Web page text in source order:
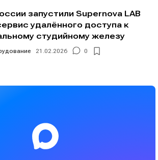
запустили Supernova LAB
удалённого доступа к
студийному железу
21.02.2026 0